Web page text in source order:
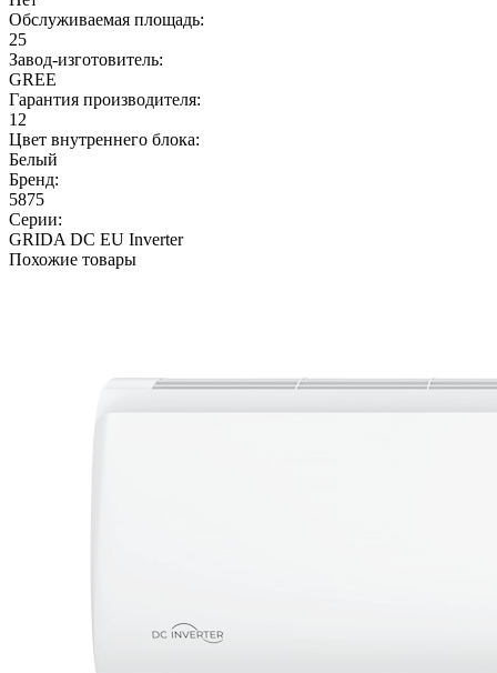
Обслуживаемая площадь:
25
Завод-изготовитель:
GREE
Гарантия производителя:
12
Цвет внутреннего блока:
Белый
Бренд:
5875
Серии:
GRIDA DC EU Inverter
Похожие товары